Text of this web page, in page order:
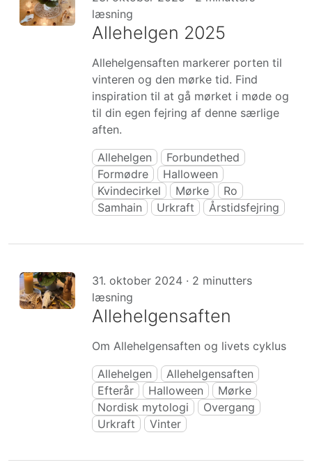
læsning
Allehelgen 2025
Allehelgensaften markerer porten til
vinteren og den mørke tid. Find
inspiration til at gå mørket i møde og
til din egen fejring af denne særlige
aften.
Allehelgen
Forbundethed
Formødre
Halloween
Kvindecirkel
Mørke
Ro
Samhain
Urkraft Årstidsfejring
31. oktober 2024 · 2 minutters
læsning
Allehelgensaften
Om Allehelgensaften og livets cyklus
Allehelgen
Allehelgensaften
Efterår
Halloween
Mørke
Nordisk mytologi
Overgang
Urkraft
Vinter